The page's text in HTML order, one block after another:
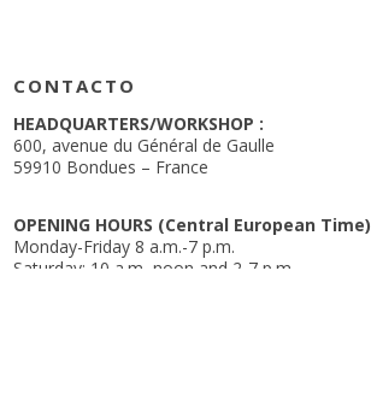
CONTACTO
HEADQUARTERS/WORKSHOP :
600, avenue du Général de Gaulle
59910 Bondues – France
OPENING HOURS (Central European
Monday-Friday 8 a.m.-7 p.m.
Saturday: 10 a.m.-noon and 2-7 p.m.